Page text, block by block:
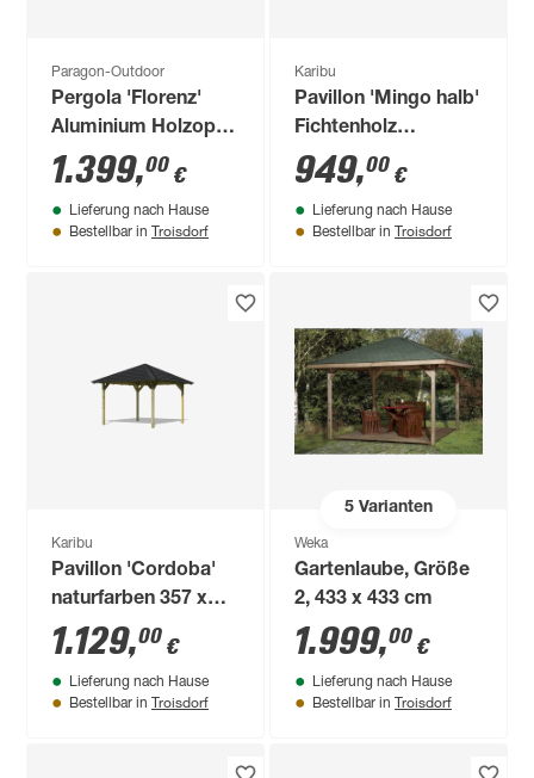
Paragon-Outdoor
Pergola 'Florenz'
Aluminium Holzoptik
mit Sonnensegel 350
x 505 x 236 cm
1.399,00 €
Lieferung nach Hause
Bestellbar in Troisdorf
Karibu
Pavillon 'Mingo halb'
Fichtenholz
naturbelassen 320 x
239 x 160 cm
949,00 €
Lieferung nach Hause
Bestellbar in Troisdorf
Karibu
Pavillon 'Cordoba'
naturfarben 357 x
357 x 297 cm
1.129,00 €
Lieferung nach Hause
Bestellbar in Troisdorf
5Varianten
Weka
Gartenlaube, Größe
2, 433 x 433 cm
1.999,00 €
Lieferung nach Hause
Bestellbar in Troisdorf